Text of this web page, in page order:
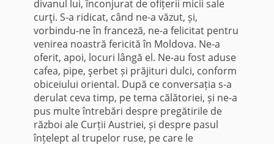
divanul lui, înconjurat de ofițerii micii sale
curţi. S-a ridicat, când ne-a văzut, și,
vorbindu-ne în franceză, ne-a felicitat pentru
venirea noastră fericită în Moldova. Ne-a
oferit, apoi, locuri lângă el. Ne-au fost aduse
cafea, pipe, şerbet și prăjituri dulci, conform
obiceiului oriental. După ce conversația s-a
derulat ceva timp, pe tema călătoriei, și ne-a
pus multe întrebări despre pregătirile de
război ale Curții Austriei, și despre pasul
înțelept al trupelor ruse, pe care le